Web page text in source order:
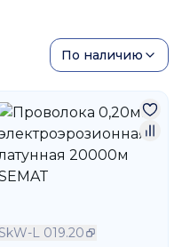
По наличию
SkW-L 019.20